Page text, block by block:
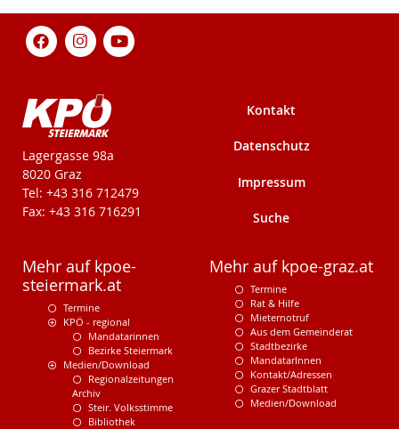
KPÖ-Steiermark
Lagergasse 98a
8020 Graz
Tel: +43 316 712479
Fax: +43 316 716291
Kontakt
Datenschutz
Impressum
Suche
Mehr auf kpoe-
steiermark.at
Termine
KPÖ - regional
Mandatarinnen
Bezirke Steiermark
Medien/Download
Regionalzeitungen
Archiv
Steir. Volksstimme
Bibliothek
Mehr auf kpoe-graz.at
Termine
Rat & Hilfe
Mieternotruf
Aus dem Gemeinderat
Stadtbezirke
MandatarInnen
Kontakt/Adressen
Grazer Stadtblatt
Medien/Download